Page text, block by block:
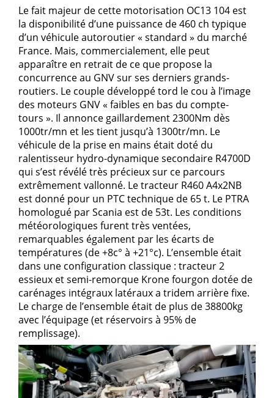
Le fait majeur de cette motorisation OC13 104 est
la disponibilité d’une puissance de 460 ch typique
d’un véhicule autoroutier « standard » du marché
France. Mais, commercialement, elle peut
apparaître en retrait de ce que propose la
concurrence au GNV sur ses derniers grands-
routiers. Le couple développé tord le cou à l’image
des moteurs GNV « faibles en bas du compte-
tours ». Il annonce gaillardement 2300Nm dès
1000tr/mn et les tient jusqu’à 1300tr/mn. Le
véhicule de la prise en mains était doté du
ralentisseur hydro-dynamique secondaire R4700D
qui s’est révélé très précieux sur ce parcours
extrêmement vallonné. Le tracteur R460 A4x2NB
est donné pour un PTC technique de 65 t. Le PTRA
homologué par Scania est de 53t. Les conditions
météorologiques furent très ventées,
remarquables également par les écarts de
températures (de +8c° à +21°c). L’ensemble était
dans une configuration classique : tracteur 2
essieux et semi-remorque Krone fourgon dotée de
carénages intégraux latéraux a tridem arrière fixe.
Le charge de l’ensemble était de plus de 38800kg
avec l’équipage (et réservoirs à 95% de
remplissage).